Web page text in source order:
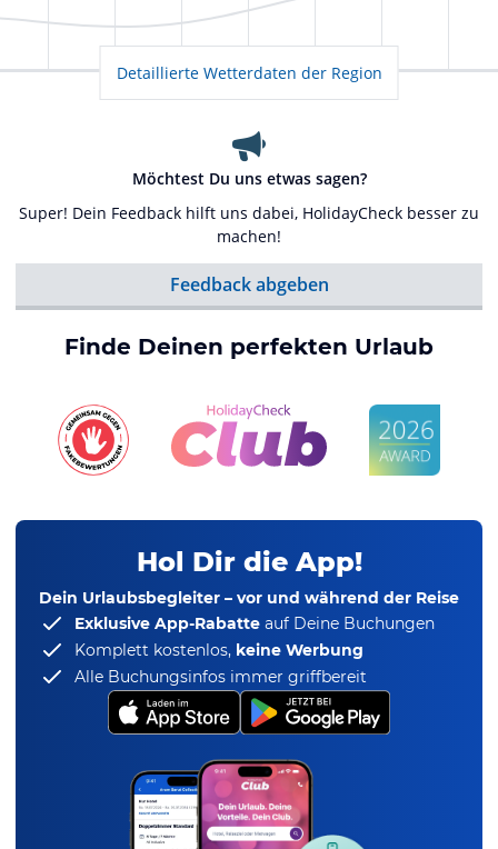
Detaillierte Wetterdaten der Region
Möchtest Du uns etwas sagen?
Super! Dein Feedback hilft uns dabei, HolidayCheck besser zu
machen!
Feedback abgeben
Finde Deinen perfekten Urlaub
Hol Dir die App!
Dein Urlaubsbegleiter – vor und während der Reise
Exklusive App-Rabatte auf Deine Buchungen
Komplett kostenlos, keine Werbung
Alle Buchungsinfos immer griffbereit